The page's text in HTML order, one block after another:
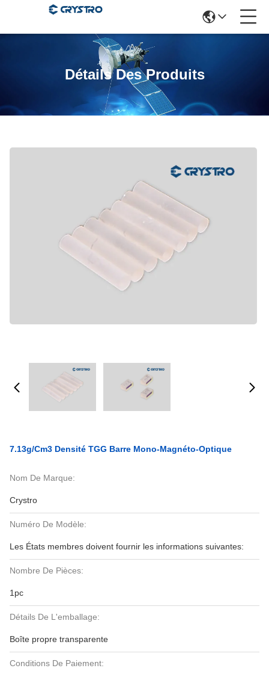
Détails Des Produits
7.13g/Cm3 Densité TGG Barre Mono-Magnéto-Optique
Nom De Marque:
Crystro
Numéro De Modèle:
Les États membres doivent fournir les informations suivantes:
Nombre De Pièces:
1pc
Détails De L'emballage:
Boîte propre transparente
Conditions De Paiement: